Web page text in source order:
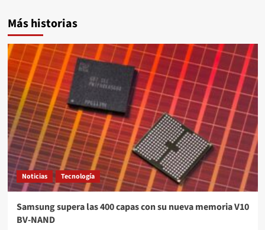
Más historias
Noticias Tecnología
Samsung supera las 400 capas con su nueva memoria V10
BV-NAND